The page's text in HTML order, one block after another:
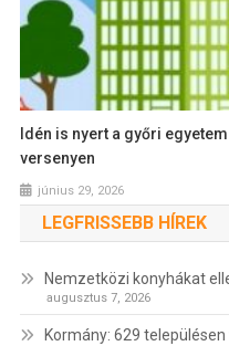
Idén is nyert a győri
versenyen
június 29, 2026
LEGFRISSEBB HÍREK
Nemzetközi konyhákat
augusztus 7, 2026
Kormány: 629